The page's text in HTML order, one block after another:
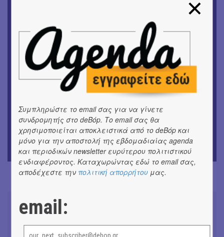
Θανάσης Λάλας-Κώστας Τσόκλης - Συνομιλώντας με
ΚΙΝ/ΦΟΣ
Οι γαλλικές ταινίες του 16ου Athens Open Air Film
Festival
ΘΕΑΤΡΟ / ΧΟΡΟΣ
«Μήδεια» του Ευριπίδη | Σκην.: Nikita Milivojević
ΜΟΥΣΙΚΗ
9o Φεστιβάλ Στρογγύλη στη Σαντορίνη
ΘΕΑΤΡΟ / ΧΟΡΟΣ
«Ίων» του Ευρυπίδη
Συμπληρώστε το email σας για να γίνετε
συνδρομητής στο deBόp. Το email σας θα
χρησιμοποιείται αποκλειστικά από το deBόp και
μόνο για την αποστολή της εβδομαδιαίας agenda
και περιοδικών newsletter ευρύτερου πολιτιστικού
ενδιαφέροντος. Καταχωρώντας εδώ το email σας,
αποδέχεστε την πολιτική απορρήτου μας.
email: